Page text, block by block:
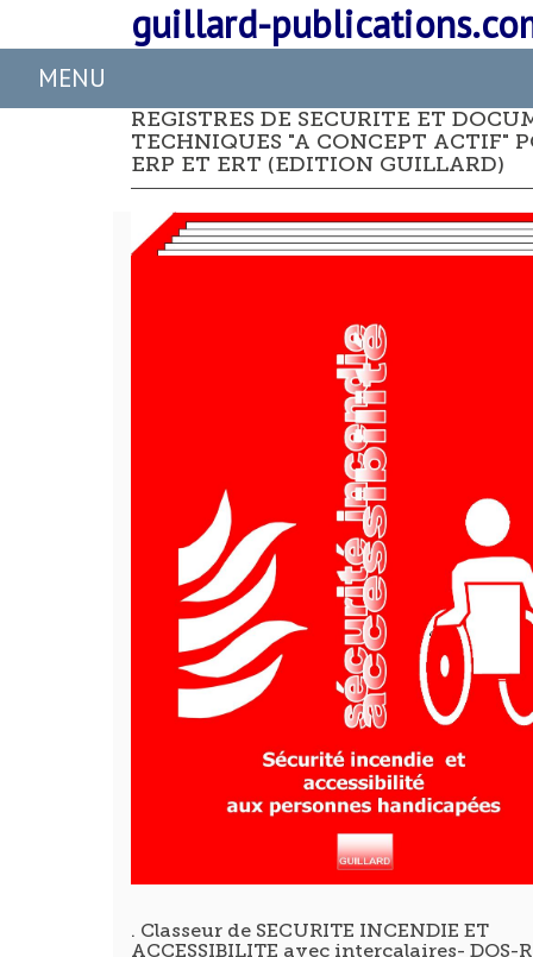
guillard-
REGISTRES DE SECURITE ET
TECHNIQUES "A CONCEPT ACTIF"
ERP ET ERT (EDITION GUILLARD)
. Classeur de SECURITE INCENDIE ET
ACCESSIBILITE avec intercalaires- DOS-